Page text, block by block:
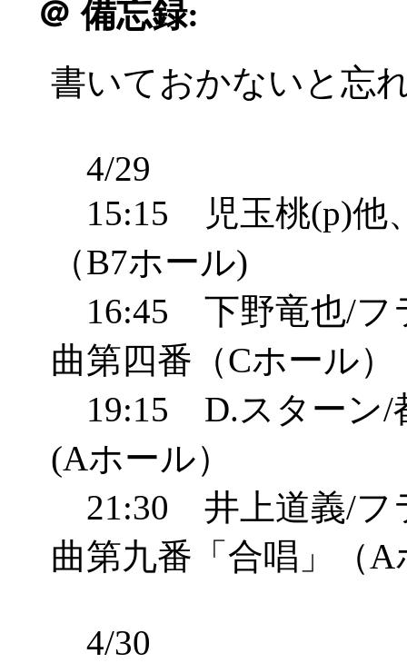
＠ 備忘録:
書いておかないと忘
4/29
15:15 児玉桃(p)他
（B7ホール)
16:45 下野竜也/フ
曲第四番（Cホール）
19:15 D.スターン/
(Aホール）
21:30 井上道義/フ
曲第九番「合唱」（A
4/30